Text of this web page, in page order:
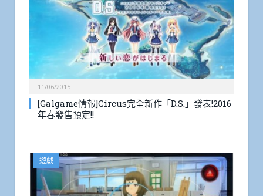
11/06/2015
[Galgame情報]Circus完全新作「D.S.」發表!2016
年春發售預定!!
遊戲